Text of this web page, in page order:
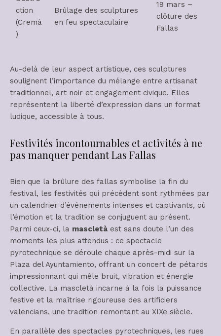
ction
(Cremà
)
Brûlage des sculptures
en feu spectaculaire
19 mars –
clôture des
Fallas
Au-delà de leur aspect artistique, ces sculptures
soulignent l’importance du mélange entre artisanat
traditionnel, art noir et engagement civique. Elles
représentent la liberté d’expression dans un format
ludique, accessible à tous.
Festivités incontournables et activités à ne
pas manquer pendant Las Fallas
Bien que la brûlure des fallas symbolise la fin du
festival, les festivités qui précèdent sont rythmées par
un calendrier d’événements intenses et captivants, où
l’émotion et la tradition se conjuguent au présent.
Parmi ceux-ci, la mascletà est sans doute l’un des
moments les plus attendus : ce spectacle
pyrotechnique se déroule chaque après-midi sur la
Plaza del Ayuntamiento, offrant un concert de pétards
impressionnant qui mêle bruit, vibration et énergie
collective. La mascletà incarne à la fois la puissance
festive et la maîtrise rigoureuse des artificiers
valencians, une tradition remontant au XIXe siècle.
En parallèle des spectacles pyrotechniques, les rues